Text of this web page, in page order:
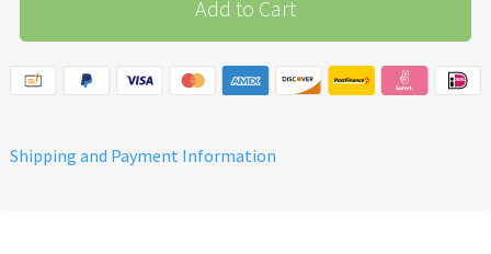
dazu. (Lege dazu bitte 6
Tickets in den Warenkorb,
ein Ticket wird dir dort dann
als Gutschein wieder
Add to Cart
Shipping and Payment Information